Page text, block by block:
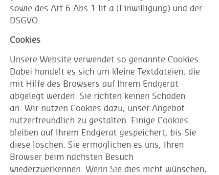
sowie des Art 6 Abs 1 lit a (Einwilligung) und der
DSGVO.
Cookies
Unsere Website verwendet so genannte Cookies.
Dabei handelt es sich um kleine Textdateien, die
mit Hilfe des Browsers auf Ihrem Endgerät
abgelegt werden. Sie richten keinen Schaden
an. Wir nutzen Cookies dazu, unser Angebot
nutzerfreundlich zu gestalten. Einige Cookies
bleiben auf Ihrem Endgerät gespeichert, bis Sie
diese löschen. Sie ermöglichen es uns, Ihren
Browser beim nächsten Besuch
wiederzuerkennen. Wenn Sie dies nicht wünschen,